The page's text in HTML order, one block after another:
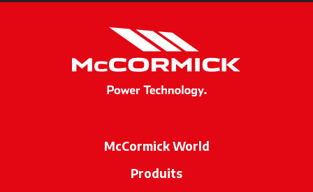
McCormick World
Produits